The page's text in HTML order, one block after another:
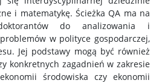
i matematykę. Ścieżka QA ma na
do analizowania i
w polityce gospodarczej,
Jej podstawy mogą być również
konkretnych zagadnień w zakresie
środowiska czy ekonomii